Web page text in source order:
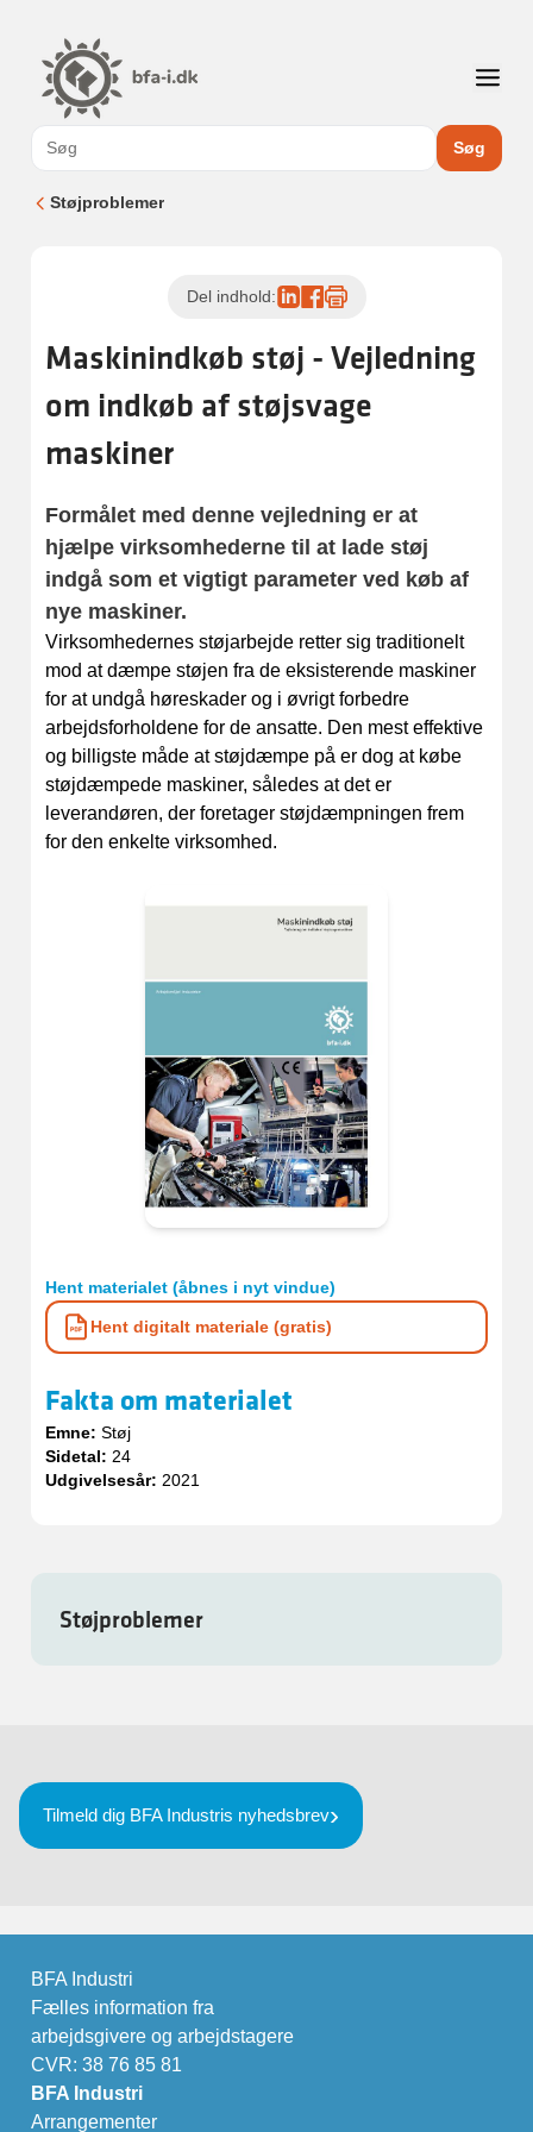
Søg
Støjproblemer
Støjproblemer
Maskinindkøb støj - Vejledning
om indkøb af støjsvage
maskiner
Del indhold:
Formålet med denne vejledning er at
hjælpe virksomhederne til at lade støj
indgå som et vigtigt parameter ved køb af
nye maskiner.
Virksomhedernes støjarbejde retter sig traditionelt
mod at dæmpe støjen fra de eksisterende maskiner
for at undgå høreskader og i øvrigt forbedre
arbejdsforholdene for de ansatte. Den mest effektive
og billigste måde at støjdæmpe på er dog at købe
støjdæmpede maskiner, således at det er
leverandøren, der foretager støjdæmpningen frem
for den enkelte virksomhed.
Hent materialet (åbnes i nyt vindue)
Hent digitalt materiale (gratis)
Fakta om materialet
Emne: Støj
Sidetal: 24
Udgivelsesår: 2021
Tilmeld dig BFA Industris nyhedsbrev
BFA Industri
Fælles information fra
arbejdsgivere og arbejdstagere
CVR: 38 76 85 81
BFA Industri
Arrangementer